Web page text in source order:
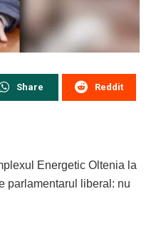
Share Reddit
Energetic Oltenia la
parlamentarul liberal: nu